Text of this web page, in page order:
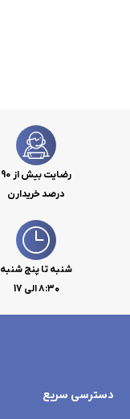
رضایت بیش از 90
درصد خریدارن
شنبه تا پنج شنبه
۸:۳۰ الی 17
دسترسی سریع